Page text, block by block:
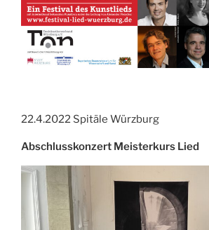
22.4.2022 Spitäle Würzburg
Abschlusskonzert Meisterkurs Lied